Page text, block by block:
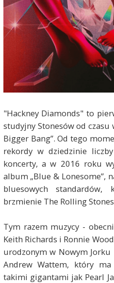
"Hackney Diamonds" to
studyjny Stonesów od
Bigger Bang”. Od tego
rekordy w dziedzinie
koncerty, a w 2016 roku
album „Blue & Lonesome”,
bluesowych standardów,
brzmienie The Rolling
Tym razem muzycy -
Keith Richards i Ronnie
urodzonym w Nowym
Andrew Wattem, który
takimi gigantami jak Pearl